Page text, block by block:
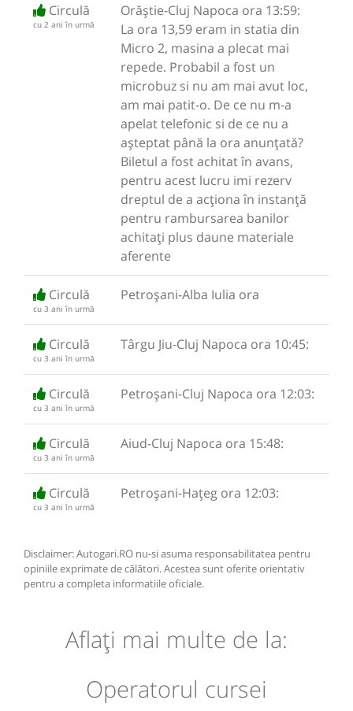
Circulă
cu 2 ani în urmă
Orăștie-Cluj Napoca ora 13:59:
La ora 13,59 eram in statia din
Micro 2, masina a plecat mai
repede. Probabil a fost un
microbuz si nu am mai avut loc,
am mai patit-o. De ce nu m-a
apelat telefonic si de ce nu a
așteptat până la ora anunțată?
Biletul a fost achitat în avans,
pentru acest lucru imi rezerv
dreptul de a acționa în instanță
pentru rambursarea banilor
achitați plus daune materiale
aferente
Circulă
cu 3 ani în urmă
Petroșani-Alba Iulia ora
Circulă
cu 3 ani în urmă
Târgu Jiu-Cluj Napoca ora 10:45:
Circulă
cu 3 ani în urmă
Petroșani-Cluj Napoca ora 12:03:
Circulă
cu 3 ani în urmă
Aiud-Cluj Napoca ora 15:48:
Circulă
cu 3 ani în urmă
Petroșani-Hațeg ora 12:03:
Disclaimer: Autogari.RO nu-si asuma responsabilitatea pentru
opiniile exprimate de călători. Acestea sunt oferite orientativ
pentru a completa informatiile oficiale.
Aflaţi mai multe de la:
Operatorul cursei